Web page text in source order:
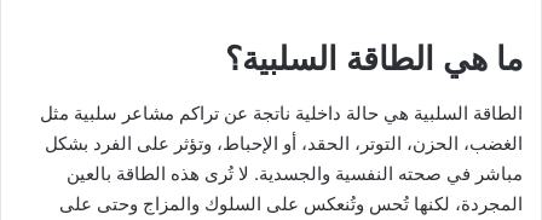
ما هي الطاقة السلبية؟
الطاقة السلبية هي حالة داخلية ناتجة عن تراكم مشاعر سلبية مثل
الغضب، الحزن، التوتر، الحقد، أو الإحباط، وتؤثر على الفرد بشكل
مباشر في صحته النفسية والجسدية. لا تُرى هذه الطاقة بالعين
المجردة، لكنها تُحس وتُنعكس على السلوك والمزاج وحتى على